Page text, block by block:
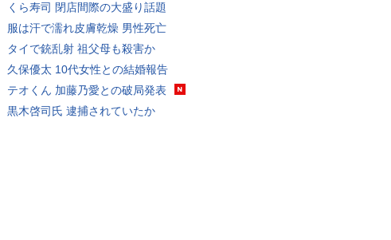
くら寿司 閉店間際の大盛り話題
服は汗で濡れ皮膚乾燥 男性死亡
タイで銃乱射 祖父母も殺害か
久保優太 10代女性との結婚報告
テオくん 加藤乃愛との破局発表
黒木啓司氏 逮捕されていたか